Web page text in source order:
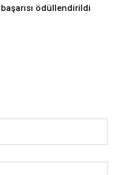
başarısı ödüllendirildi